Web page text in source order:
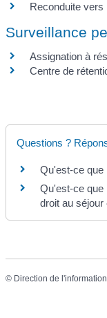
Reconduite vers
Surveillance
Assignation à
Centre de
Questions ?
Qu'est-ce que
Qu'est-ce que
droit au séjour
© Direction de